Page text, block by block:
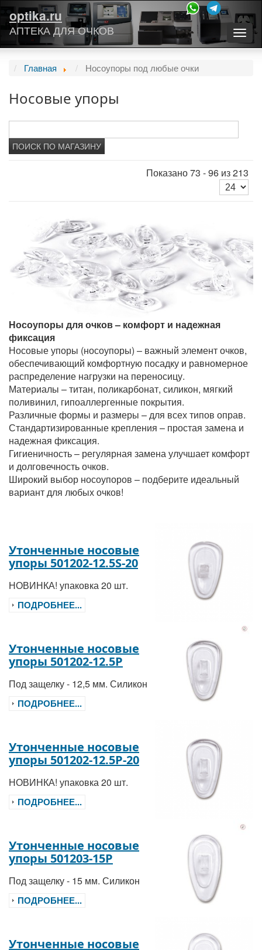
optika.ru
АПТЕКА ДЛЯ ОЧКОВ
Главная Носоупоры под любые очки
Носовые упоры
Показано 73 - 96 из 213
Носоупоры для очков – комфорт и надежная
фиксация
Носовые упоры (носоупоры) – важный элемент очков,
обеспечивающий комфортную посадку и равномерное
распределение нагрузки на переносицу.
Материалы – титан, поликарбонат, силикон, мягкий
поливинил, гипоаллергенные покрытия.
Различные формы и размеры – для всех типов оправ.
Стандартизированные крепления – простая замена и
надежная фиксация.
Гигиеничность – регулярная замена улучшает комфорт
и долговечность очков.
Широкий выбор носоупоров – подберите идеальный
вариант для любых очков!
Утонченные носовые
упоры 501202-12.5S-20
НОВИНКА! упаковка 20 шт.
ПОДРОБНЕЕ...
Утонченные носовые
упоры 501202-12.5P
Под защелку - 12,5 мм. Силикон
ПОДРОБНЕЕ...
Утонченные носовые
упоры 501202-12.5P-20
НОВИНКА! упаковка 20 шт.
ПОДРОБНЕЕ...
Утонченные носовые
упоры 501203-15P
Под защелку - 15 мм. Силикон
ПОДРОБНЕЕ...
Утонченные носовые